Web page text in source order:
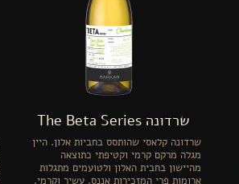
שרדונה The Beta Series
שרדונה קלאסי שהותסס בחביות אלון. היין
מגלה מרקם קרמי וקטיפתי כתוצאה
מהיישון בחבית האלון ולטועמים מתגלות
ארומות פרי המזכירות אננס. עשיר וקרמי.